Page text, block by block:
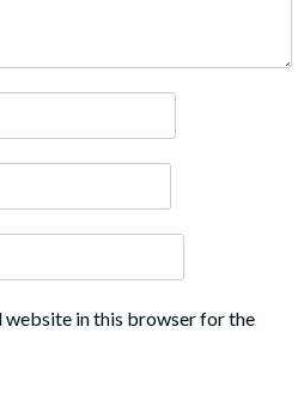
website in this browser for the